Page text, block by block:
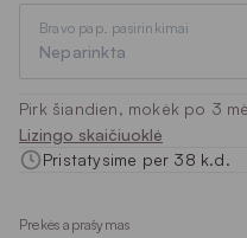
Bravo pap. pasirinkimai
Neparinkta
Pirk šiandien, mokėk po 3
Lizingo skaičiuoklė
Pristatysime per 38 k.d.
Prekės aprašymas